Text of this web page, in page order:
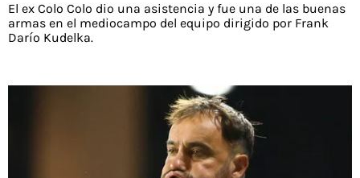
El ex Colo Colo dio una asistencia y fue una de las buenas
armas en el mediocampo del equipo dirigido por Frank
Darío Kudelka.